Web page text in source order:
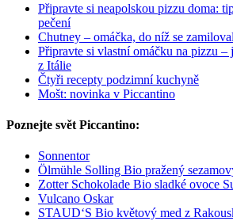
Připravte si neapolskou pizzu doma:
pečení
Chutney – omáčka, do níž se
Připravte si vlastní omáčku na pizzu –
z Itálie
Čtyři recepty podzimní kuchyně
Mošt: novinka v Piccantino
Poznejte svět Piccantino:
Sonnentor
Ölmühle Solling Bio pražený
Zotter Schokolade Bio sladké ovoce
Vulcano Oskar
STAUD‘S Bio květový med z